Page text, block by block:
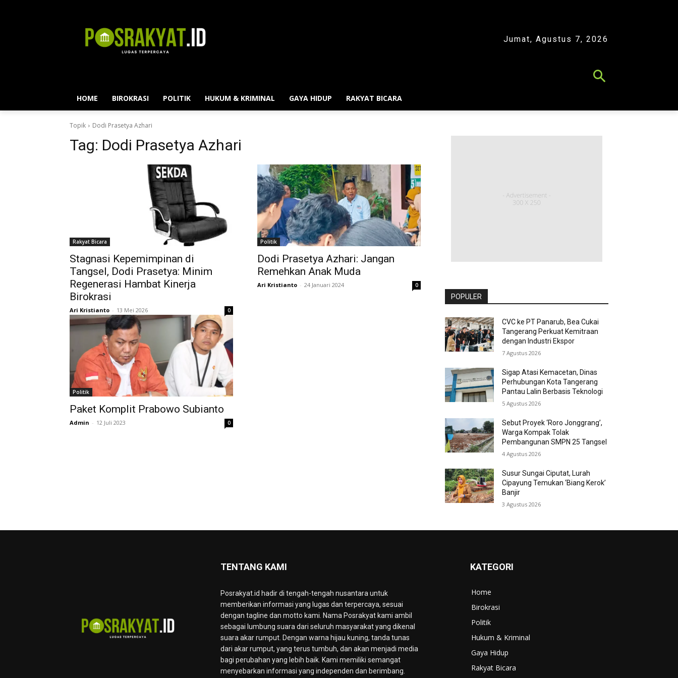
Jumat, Agustus 7, 2026
HOME BIROKRASI POLITIK HUKUM & KRIMINAL GAYA HIDUP RAKYAT BICARA
Topik Dodi Prasetya Azhari
Tag: Dodi Prasetya Azhari
Rakyat Bicara
Stagnasi Kepemimpinan di
Tangsel, Dodi Prasetya: Minim
Regenerasi Hambat Kinerja
Birokrasi
Ari Kristianto - 13 Mei 2026 0
Politik
Dodi Prasetya Azhari: Jangan
Remehkan Anak Muda
Ari Kristianto - 24 Januari 2024 0
Politik
Paket Komplit Prabowo Subianto
Admin - 12 Juli 2023 0
POPULER
CVC ke PT Panarub, Bea Cukai
Tangerang Perkuat Kemitraan
dengan Industri Ekspor
7 Agustus 2026
Sigap Atasi Kemacetan, Dinas
Perhubungan Kota Tangerang
Pantau Lalin Berbasis Teknologi
5 Agustus 2026
Sebut Proyek ‘Roro Jonggrang’,
Warga Kompak Tolak
Pembangunan SMPN 25 Tangsel
4 Agustus 2026
Susur Sungai Ciputat, Lurah
Cipayung Temukan ‘Biang Kerok’
Banjir
3 Agustus 2026
TENTANG KAMI
Posrakyat.id hadir di tengah-tengah nusantara untuk
memberikan informasi yang lugas dan terpercaya, sesuai
dengan tagline dan motto kami. Nama Posrakyat kami ambil
sebagai lumbung suara dari seluruh masyarakat yang dikenal
suara akar rumput. Dengan warna hijau kuning, tanda tunas
dari akar rumput, yang terus tumbuh, dan akan menjadi media
bagi perubahan yang lebih baik. Kami memiliki semangat
menyebarkan informasi yang independen dan berimbang.
KATEGORI
Home
Birokrasi
Politik
Hukum & Kriminal
Gaya Hidup
Rakyat Bicara